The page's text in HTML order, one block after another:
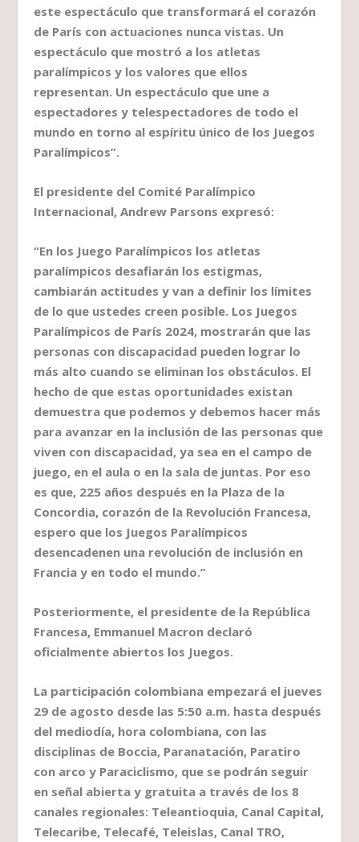
este espectáculo que transformará el corazón
de París con actuaciones nunca vistas. Un
espectáculo que mostró a los atletas
paralímpicos y los valores que ellos
representan. Un espectáculo que une a
espectadores y telespectadores de todo el
mundo en torno al espíritu único de los Juegos
Paralímpicos”.
El presidente del Comité Paralímpico
Internacional, Andrew Parsons expresó:
“En los Juego Paralímpicos los atletas
paralímpicos desafiarán los estigmas,
cambiarán actitudes y van a definir los límites
de lo que ustedes creen posible. Los Juegos
Paralímpicos de París 2024, mostrarán que las
personas con discapacidad pueden lograr lo
más alto cuando se eliminan los obstáculos. El
hecho de que estas oportunidades existan
demuestra que podemos y debemos hacer más
para avanzar en la inclusión de las personas que
viven con discapacidad, ya sea en el campo de
juego, en el aula o en la sala de juntas. Por eso
es que, 225 años después en la Plaza de la
Concordia, corazón de la Revolución Francesa,
espero que los Juegos Paralímpicos
desencadenen una revolución de inclusión en
Francia y en todo el mundo.”
Posteriormente, el presidente de la República
Francesa, Emmanuel Macron declaró
oficialmente abiertos los Juegos.
La participación colombiana empezará el jueves
29 de agosto desde las 5:50 a.m. hasta después
del mediodía, hora colombiana, con las
disciplinas de Boccia, Paranatación, Paratiro
con arco y Paraciclismo, que se podrán seguir
en señal abierta y gratuita a través de los 8
canales regionales: Teleantioquia, Canal Capital,
Telecaribe, Telecafé, Teleislas, Canal TRO,